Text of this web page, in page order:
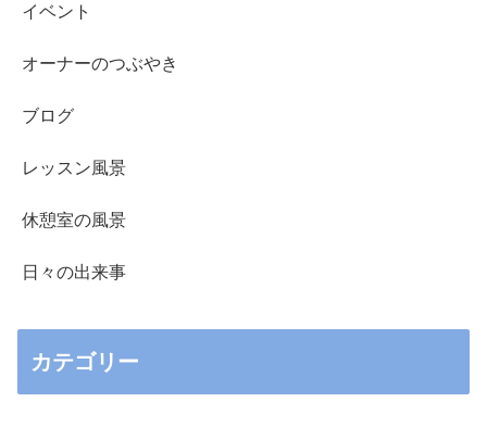
イベント
オーナーのつぶやき
ブログ
レッスン風景
休憩室の風景
日々の出来事
カテゴリー